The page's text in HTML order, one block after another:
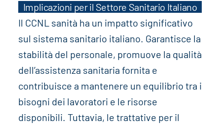
Implicazioni per il Settore Sanitario Italiano
Il CCNL sanità ha un impatto significativo
sul sistema sanitario italiano. Garantisce la
stabilità del personale, promuove la qualità
dell’assistenza sanitaria fornita e
contribuisce a mantenere un equilibrio tra i
bisogni dei lavoratori e le risorse
disponibili. Tuttavia, le trattative per il